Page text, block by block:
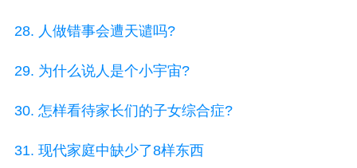
28. 人做错事会遭天谴吗?
29. 为什么说人是个小宇宙?
30. 怎样看待家长们的子女综合症?
31. 现代家庭中缺少了8样东西